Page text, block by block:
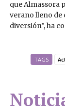
que Almassora
verano lleno de
diversión”, ha
TAGS